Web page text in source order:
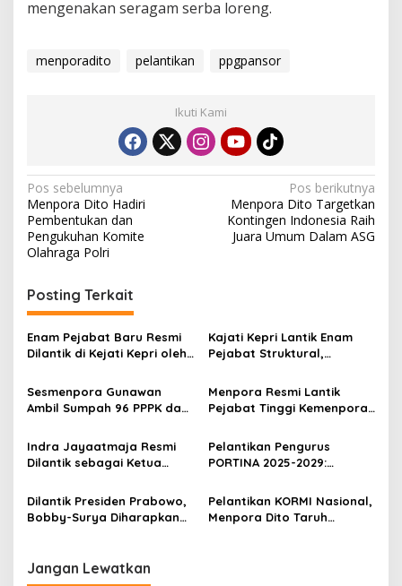
mengenakan seragam serba loreng.
menporadito pelantikan ppgpansor
Ikuti Kami
Navigasi
pos
Pos sebelumnya
Menpora Dito Hadiri
Pembentukan dan
Pengukuhan Komite
Olahraga Polri
Pos berikutnya
Menpora Dito Targetkan
Kontingen Indonesia Raih
Juara Umum Dalam ASG
Posting Terkait
Enam Pejabat Baru Resmi
Dilantik di Kejati Kepri oleh
Kajati Kepri Lantik Enam
Pejabat Struktural,
dan Tanggung Jawab
Sesmenpora Gunawan
Ambil Sumpah 96 PPPK dan
CPNS
Menpora Resmi Lantik
Pejabat Tinggi Kemenpora,
Reformasi Birokrasi
Indra Jayaatmaja Resmi
Dilantik sebagai Ketua
Periode 2024-2028
Pelantikan Pengurus
PORTINA 2025-2029:
Identitas Budaya Bangsa
Dilantik Presiden Prabowo,
Bobby-Surya Diharapkan
Pelantikan KORMI Nasional,
Menpora Dito Taruh
Jangan Lewatkan